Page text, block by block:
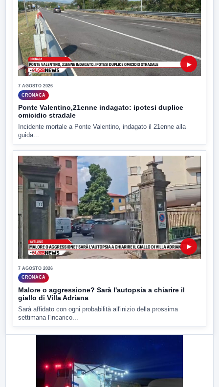
▶
7 AGOSTO 2026
CRONACA
Ponte Valentino,21enne indagato: ipotesi duplice
omicidio stradale
Incidente mortale a Ponte Valentino, indagato il 21enne alla
guida...
▶
7 AGOSTO 2026
CRONACA
Malore o aggressione? Sarà l'autopsia a chiarire il
giallo di Villa Adriana
Sarà affidato con ogni probabilità all'inizio della prossima
settimana l'incarico...